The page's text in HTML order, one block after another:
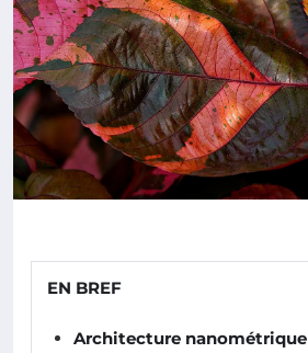
EN BREF
Architecture nanométrique